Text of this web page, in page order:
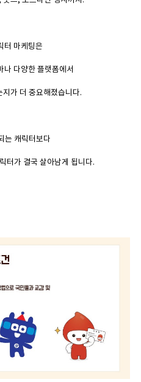
터 마케팅은
나 다양한 플랫폼에서
가 더 중요해졌습니다.
는 캐릭터보다
터가 결국 살아남게 됩니다.